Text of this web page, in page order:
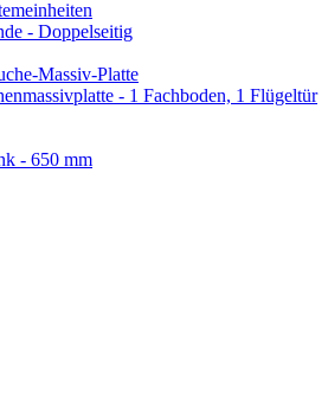
- Doppelseitig
- 1 Fachboden, 1 Flügeltür